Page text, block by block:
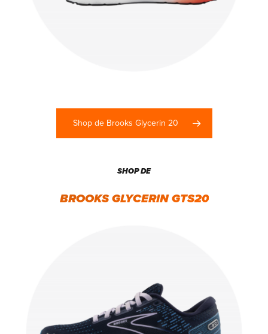
Shop de Brooks Glycerin 20
SHOP DE
BROOKS GLYCERIN GTS20